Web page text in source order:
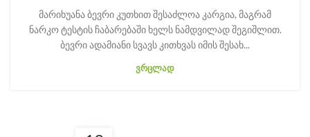
მარიხუანა ბევრი კუთხით შესაძლოა კარგია, მაგრამ
ნარკო ტესტის ჩაბარებაში ხელს ნამდვილად შეგიშლით.
ბევრი ადამიანი სვავს კითხვას იმის შესახ...
ᲕᲠᲪᲚᲐᲓ